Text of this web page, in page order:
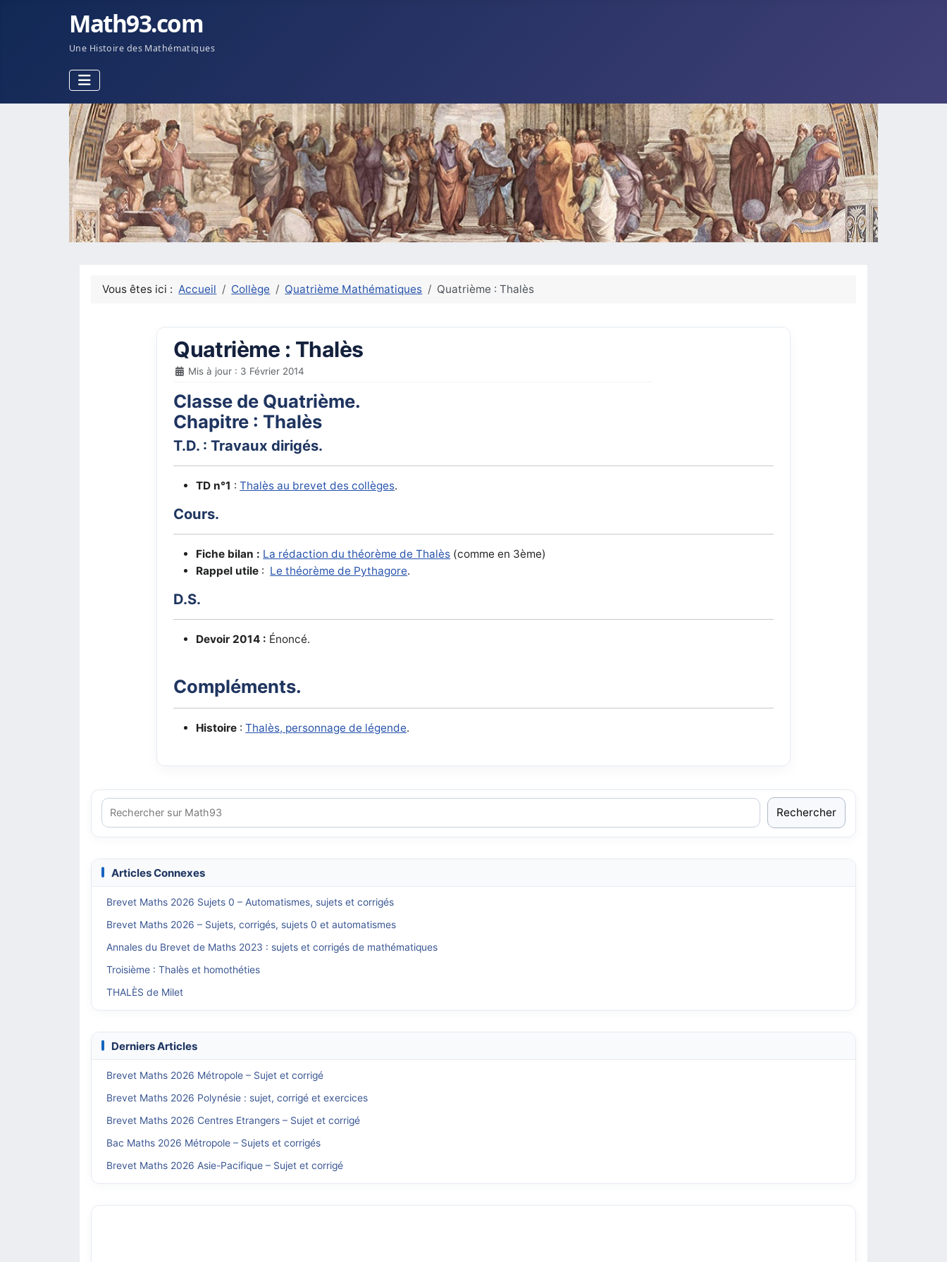
Math93.com
Une Histoire des Mathématiques
Vous êtes ici :Accueil Collège Quatrième Mathématiques Quatrième : Thalès
Quatrième : Thalès
Mis à jour : 3 Février 2014
Classe de Quatrième.
Chapitre : Thalès
T.D. : Travaux dirigés.
TD n°1 :Thalès au brevet des collèges.
Cours.
Fiche bilan : La rédaction du théorème de Thalès (comme en 3ème)
Rappel utile : Le théorème de Pythagore.
D.S.
Devoir 2014 : Énoncé.
Compléments.
Histoire :Thalès, personnage de légende.
Rechercher
Articles Connexes
Brevet Maths 2026 Sujets 0 – Automatismes, sujets et corrigés
Brevet Maths 2026 – Sujets, corrigés, sujets 0 et automatismes
Annales du Brevet de Maths 2023 : sujets et corrigés de mathématiques
Troisième : Thalès et homothéties
THALÈS de Milet
Derniers Articles
Brevet Maths 2026 Métropole – Sujet et corrigé
Brevet Maths 2026 Polynésie : sujet, corrigé et exercices
Brevet Maths 2026 Centres Etrangers – Sujet et corrigé
Bac Maths 2026 Métropole – Sujets et corrigés
Brevet Maths 2026 Asie-Pacifique – Sujet et corrigé